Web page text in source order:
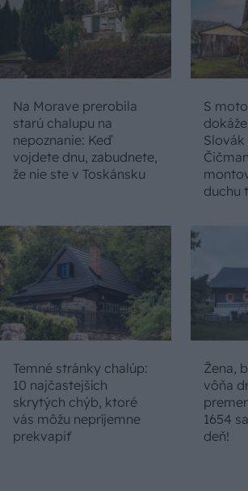
Na Morave prerobila
starú chalupu na
nepoznanie: Keď
vojdete dnu, zabudnete,
že nie ste v Toskánsku
S
Slovák
duchu
Temné stránky chalúp:
10 najčastejších
skrytých chýb, ktoré
vás môžu nepríjemne
prekvapiť
Žena,
vôňa
1654
deň!